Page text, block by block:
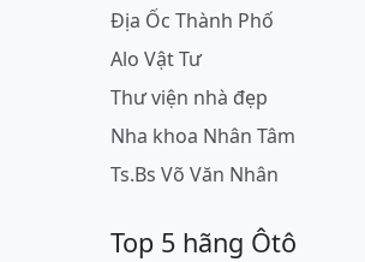
Địa Ốc Thành Phố
Alo Vật Tư
Thư viện nhà đẹp
Nha khoa Nhân Tâm
Ts.Bs Võ Văn Nhân
Top 5 hãng Ôtô